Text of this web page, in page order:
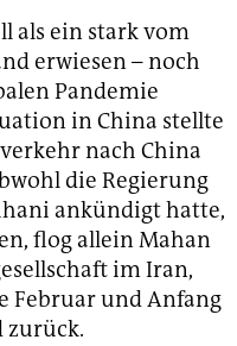
als ein stark vom
erwiesen – noch
Pandemie
in China stellte
nach China
die Regierung
ankündigt hatte,
flog allein Mahan
im Iran,
Februar und Anfang
zurück.